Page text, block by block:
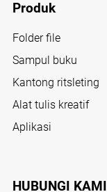
Produk
Folder file
Sampul buku
Kantong ritsleting
Alat tulis kreatif
Aplikasi
HUBUNGI KAMI